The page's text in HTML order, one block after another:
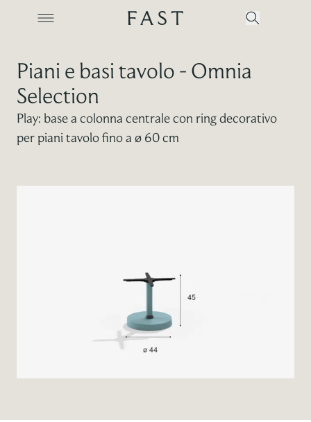
Azienda
Collezioni
Piani e basi tavolo - Omnia
Selection
Play: base a colonna centrale con ring decorativo
per piani tavolo fino a ø 60 cm